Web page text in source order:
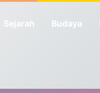
Sejarah Budaya